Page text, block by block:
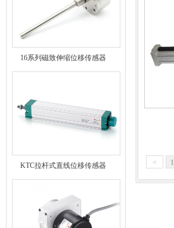
16系列磁致伸缩位移传感器
KTC拉杆式直线位移传感器 < 1